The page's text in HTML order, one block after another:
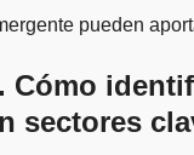
pueden
Cómo
sectores